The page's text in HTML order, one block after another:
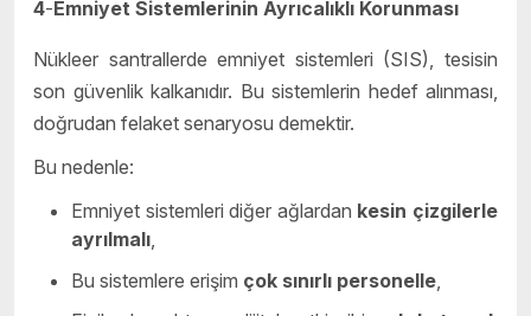
4-Emniyet Sistemlerinin Ayrıcalıklı Korunması
Nükleer santrallerde emniyet sistemleri (SIS), tesisin
son güvenlik kalkanıdır. Bu sistemlerin hedef alınması,
doğrudan felaket senaryosu demektir.
Bu nedenle:
Emniyet sistemleri diğer ağlardan kesin çizgilerle
ayrılmalı,
Bu sistemlere erişim çok sınırlı personelle